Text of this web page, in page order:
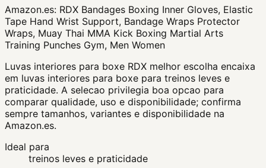
Amazon.es: RDX Bandages Boxing Inner Gloves, Elastic
Tape Hand Wrist Support, Bandage Wraps Protector
Wraps, Muay Thai MMA Kick Boxing Martial Arts
Training Punches Gym, Men Women
Luvas interiores para boxe RDX melhor escolha encaixa
em luvas interiores para boxe para treinos leves e
praticidade. A selecao privilegia boa opcao para
comparar qualidade, uso e disponibilidade; confirma
sempre tamanhos, variantes e disponibilidade na
Amazon.es.
Ideal para
treinos leves e praticidade